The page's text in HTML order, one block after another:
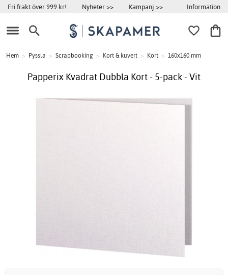
Fri frakt över 999 kr! Nyheter >> Kampanj >> Information
Hem > Pyssla > Scrapbooking > Kort & kuvert > Kort > 160x160 mm
Papperix Kvadrat Dubbla Kort - 5-pack - Vit